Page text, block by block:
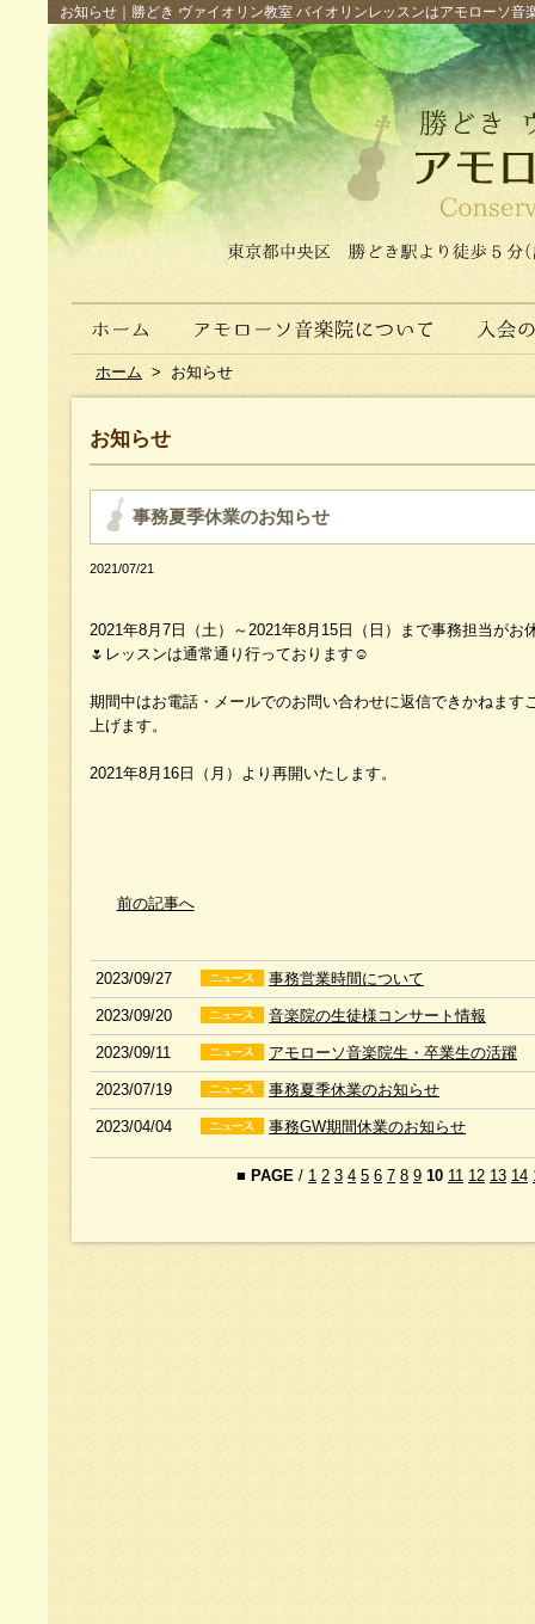
お知らせ｜勝どき ヴァイオリン教室 バイオリンレッスンはアモローソ
ホーム > お知らせ
お知らせ
事務夏季休業のお知らせ
2021/07/21
2021年8月7日（土）～2021年8月15日（日）まで事務担当がお
🌷レッスンは通常通り行っております☺️
期間中はお電話・メールでのお問い合わせに返信できかねます
上げます。
2021年8月16日（月）より再開いたします。
前の記事へ
2023/09/27 事務営業時間について
2023/09/20 音楽院の生徒様コンサート情報
2023/09/11 アモローソ音楽院生・卒業生の活躍
2023/07/19 事務夏季休業のお知らせ
2023/04/04 事務GW期間休業のお知らせ
■ PAGE / 1 2 3 4 5 6 7 8 9 10 11 12 13 14